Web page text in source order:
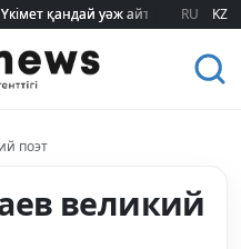
қандай уәж айтады?
қандай уәж айтады? RU KZ
поэт
великий